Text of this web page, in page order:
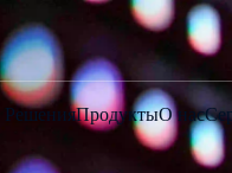
РешенияПродуктыО нас